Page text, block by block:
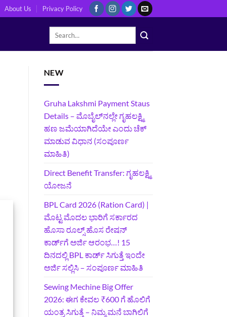
About Us Privacy Policy
NEW
Gruha Lakshmi Payment Staus
Details – ಮೊಬೈಲ್‌ನಲ್ಲೇ ಗೃಹಲಕ್ಷ್ಮಿ
ಹಣ ಜಮೆಯಾಗಿದೆಯೇ ಎಂದು ಚೆಕ್
ಮಾಡುವ ವಿಧಾನ (ಸಂಪೂರ್ಣ
ಮಾಹಿತಿ)
Direct Benefit Transfer: ಗೃಹಲಕ್ಷ್ಮಿ
ಯೋಜನೆ
BPL Card 2026 (Ration Card) |
ಮೊಟ್ಟ ಮೊದಲ ಭಾರಿಗೆ ಸರ್ಕಾರದ
ಹೊಸಾ ರೂಲ್ಸ್ ಹೊಸ ರೇಷನ್
ಕಾರ್ಡ್‌ಗೆ ಅರ್ಜಿ ಆರಂಭ…! 15
ದಿನದಲ್ಲಿ BPL ಕಾರ್ಡ್ ಸಿಗುತ್ತೆ ಇಂದೇ
ಅರ್ಜಿ ಸಲ್ಲಿಸಿ – ಸಂಪೂರ್ಣ ಮಾಹಿತಿ
Sewing Mechine Big Offer
2026: ಈಗ ಕೇವಲ ₹600 ಗೆ ಹೊಲಿಗೆ
ಯಂತ್ರ ಸಿಗುತ್ತೆ – ನಿಮ್ಮ ಮನೆ ಬಾಗಿಲಿಗೆ‍